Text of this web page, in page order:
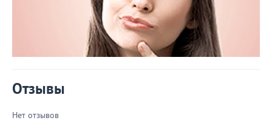
Отзывы
Нет отзывов